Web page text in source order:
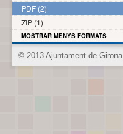
PDF (2)
ZIP (1)
MOSTRAR MENYS FORMATS
© 2013 Ajuntament de Girona